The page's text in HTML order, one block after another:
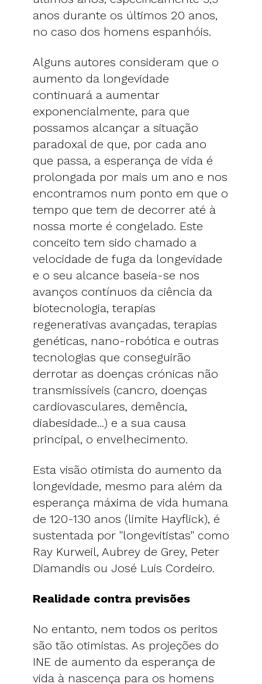
anos durante os últimos 20 anos,
no caso dos homens espanhóis.
Alguns autores consideram que o
aumento da longevidade
continuará a aumentar
exponencialmente, para que
possamos alcançar a situação
paradoxal de que, por cada ano
que passa, a esperança de vida é
prolongada por mais um ano e nos
encontramos num ponto em que o
tempo que tem de decorrer até à
nossa morte é congelado. Este
conceito tem sido chamado a
velocidade de fuga da longevidade
e o seu alcance baseia-se nos
avanços contínuos da ciência da
biotecnologia, terapias
regenerativas avançadas, terapias
genéticas, nano-robótica e outras
tecnologias que conseguirão
derrotar as doenças crónicas não
transmissíveis (cancro, doenças
cardiovasculares, demência,
diabesidade...) e a sua causa
principal, o envelhecimento.
Esta visão otimista do aumento da
longevidade, mesmo para além da
esperança máxima de vida humana
de 120-130 anos (limite Hayflick), é
sustentada por "longevitistas" como
Ray Kurweil, Aubrey de Grey, Peter
Diamandis ou José Luis Cordeiro.
Realidade contra previsões
No entanto, nem todos os peritos
são tão otimistas. As projeções do
INE de aumento da esperança de
vida à nascença para os homens